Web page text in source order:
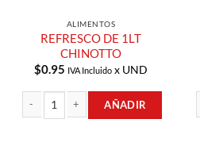
ALIMENTOS
REFRESCO DE 1LT
CHINOTTO
$0.95 IVA Incluido x UND
AÑADIR